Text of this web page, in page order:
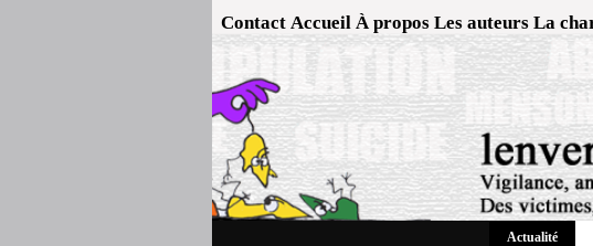
Contact Accueil À propos Les auteurs La
Actualité